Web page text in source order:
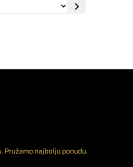
Pružamo najbolju ponudu.